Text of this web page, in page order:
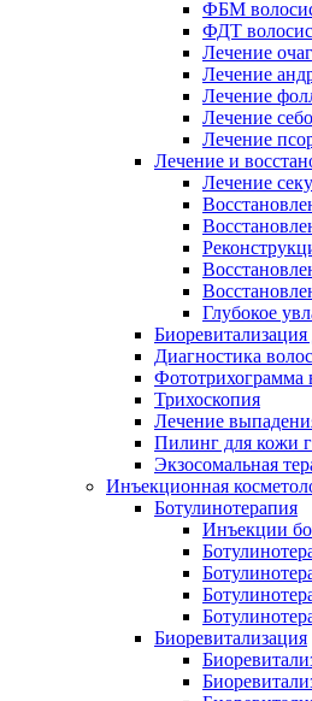
ФБМ
ФДТ
Лечение
Лечение
Лечение
Лечение
Лечение
Лечение и
Лечение
Глубокое
Диагностика волос
Фототрихограмма
Трихоскопия
Лечение
Пилинг для кожи
Экзосомальная
Инъекционная
Ботулинотерапия
Инъекции
Биоревитализация